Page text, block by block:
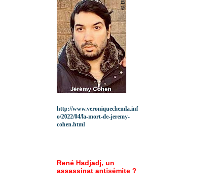
http://www.veroniquechemla.inf
o/2022/04/la-mort-de-jeremy-
cohen.html
René Hadjadj, un
assassinat antisémite ?